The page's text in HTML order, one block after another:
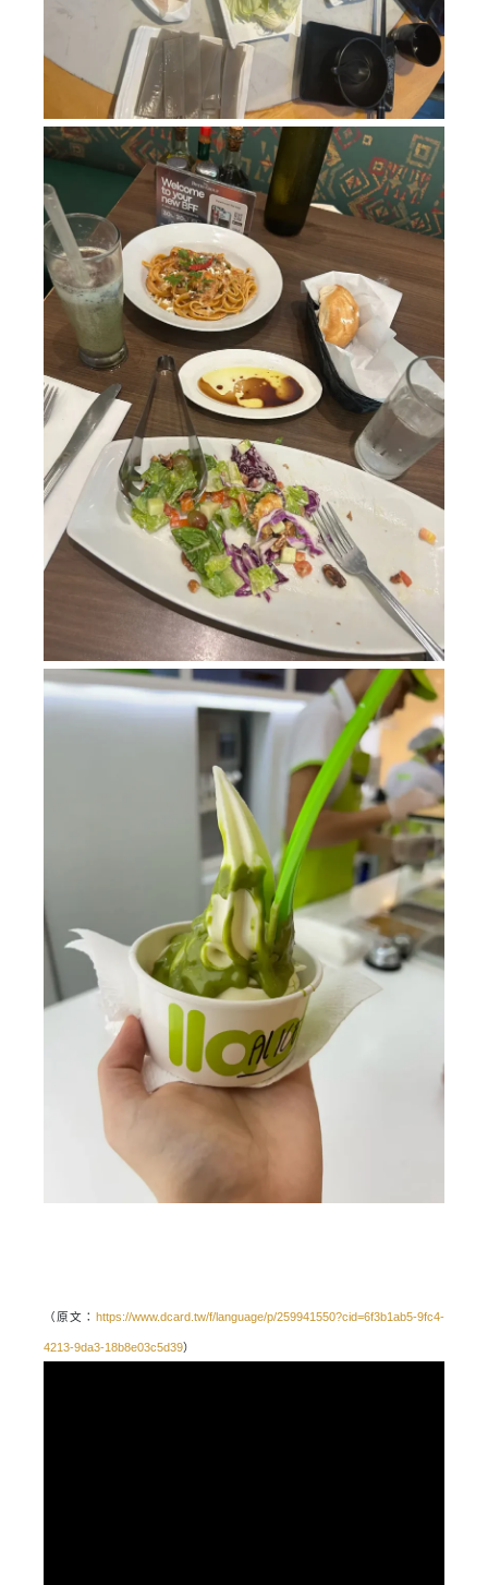
（原文： https://www.dcard.tw/f/language/p/259941550?cid=6f3b1ab5-9fc4-
4213-9da3-18b8e03c5d39）